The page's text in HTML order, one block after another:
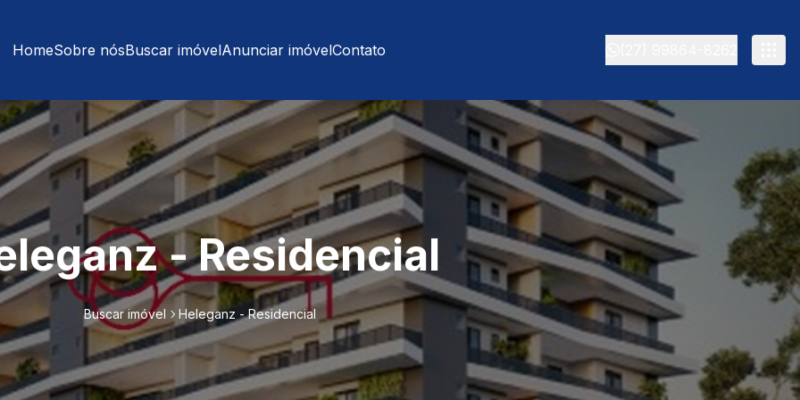
HomeSobre nósBuscar imóvelAnunciar imóvelContato
- Residencial
Buscar imóvel Heleganz - Residencial